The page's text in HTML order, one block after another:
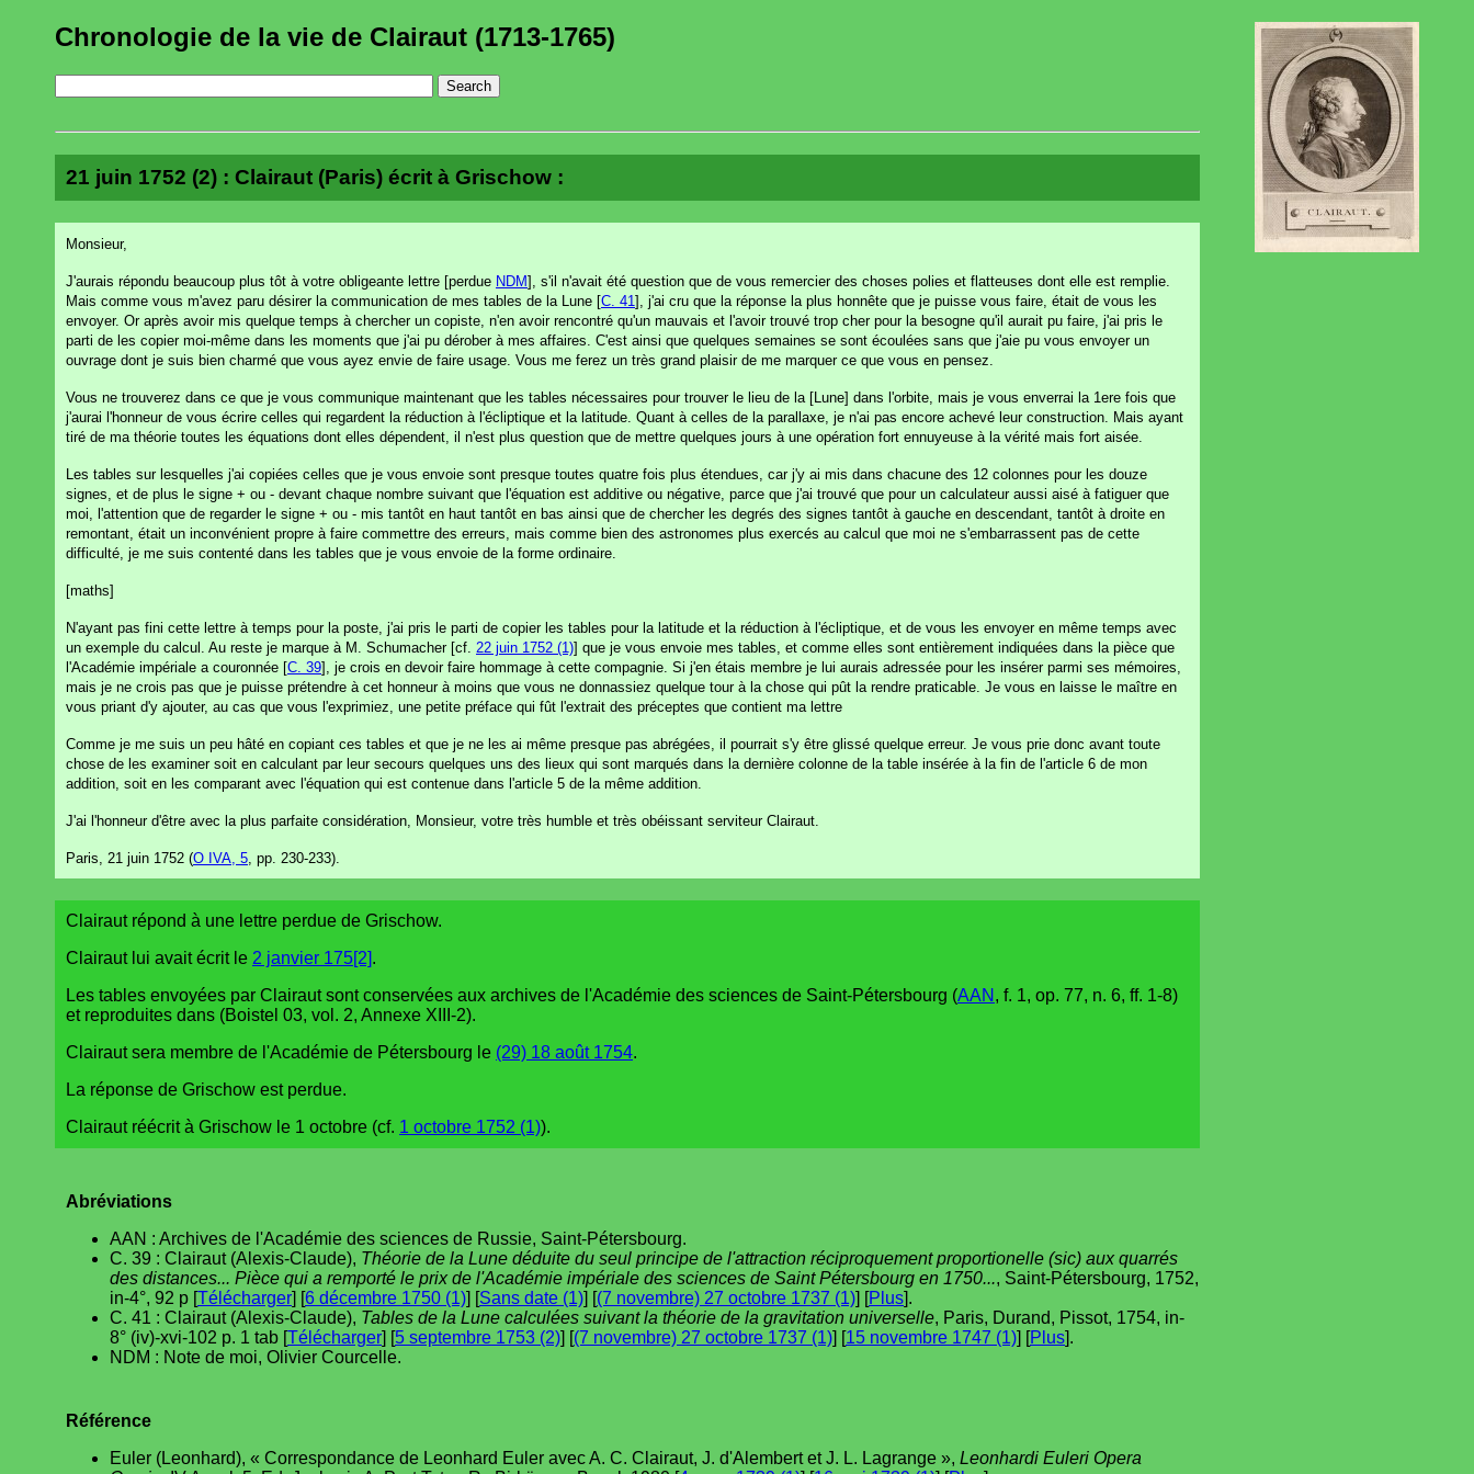
Chronologie de la vie de Clairaut (1713-1765)
21 juin 1752 (2) : Clairaut (Paris) écrit à Grischow :
Monsieur,
J'aurais répondu beaucoup plus tôt à votre obligeante lettre [perdue NDM], s'il n'avait été question que de vous remercier des choses polies et flatteuses dont elle est remplie.
Mais comme vous m'avez paru désirer la communication de mes tables de la Lune [C. 41 ], j'ai cru que la réponse la plus honnête que je puisse vous faire, était de vous les
envoyer. Or après avoir mis quelque temps à chercher un copiste, n'en avoir rencontré qu'un mauvais et l'avoir trouvé trop cher pour la besogne qu'il aurait pu faire, j'ai pris le
parti de les copier moi-même dans les moments que j'ai pu dérober à mes affaires. C'est ainsi que quelques semaines se sont écoulées sans que j'aie pu vous envoyer un
ouvrage dont je suis bien charmé que vous ayez envie de faire usage. Vous me ferez un très grand plaisir de me marquer ce que vous en pensez.
Vous ne trouverez dans ce que je vous communique maintenant que les tables nécessaires pour trouver le lieu de la [Lune] dans l'orbite, mais je vous enverrai la 1ere fois que
j'aurai l'honneur de vous écrire celles qui regardent la réduction à l'écliptique et la latitude. Quant à celles de la parallaxe, je n'ai pas encore achevé leur construction. Mais ayant
tiré de ma théorie toutes les équations dont elles dépendent, il n'est plus question que de mettre quelques jours à une opération fort ennuyeuse à la vérité mais fort aisée.
Les tables sur lesquelles j'ai copiées celles que je vous envoie sont presque toutes quatre fois plus étendues, car j'y ai mis dans chacune des 12 colonnes pour les douze
signes, et de plus le signe + ou - devant chaque nombre suivant que l'équation est additive ou négative, parce que j'ai trouvé que pour un calculateur aussi aisé à fatiguer que
moi, l'attention que de regarder le signe + ou - mis tantôt en haut tantôt en bas ainsi que de chercher les degrés des signes tantôt à gauche en descendant, tantôt à droite en
remontant, était un inconvénient propre à faire commettre des erreurs, mais comme bien des astronomes plus exercés au calcul que moi ne s'embarrassent pas de cette
difficulté, je me suis contenté dans les tables que je vous envoie de la forme ordinaire.
[maths]
N'ayant pas fini cette lettre à temps pour la poste, j'ai pris le parti de copier les tables pour la latitude et la réduction à l'écliptique, et de vous les envoyer en même temps avec
un exemple du calcul. Au reste je marque à M. Schumacher [cf. 22 juin 1752 (1)] que je vous envoie mes tables, et comme elles sont entièrement indiquées dans la pièce que
l'Académie impériale a couronnée [C. 39], je crois en devoir faire hommage à cette compagnie. Si j'en étais membre je lui aurais adressée pour les insérer parmi ses mémoires,
mais je ne crois pas que je puisse prétendre à cet honneur à moins que vous ne donnassiez quelque tour à la chose qui pût la rendre praticable. Je vous en laisse le maître en
vous priant d'y ajouter, au cas que vous l'exprimiez, une petite préface qui fût l'extrait des préceptes que contient ma lettre
Comme je me suis un peu hâté en copiant ces tables et que je ne les ai même presque pas abrégées, il pourrait s'y être glissé quelque erreur. Je vous prie donc avant toute
chose de les examiner soit en calculant par leur secours quelques uns des lieux qui sont marqués dans la dernière colonne de la table insérée à la fin de l'article 6 de mon
addition, soit en les comparant avec l'équation qui est contenue dans l'article 5 de la même addition.
J'ai l'honneur d'être avec la plus parfaite considération, Monsieur, votre très humble et très obéissant serviteur Clairaut.
Paris, 21 juin 1752 (O IVA, 5 , pp. 230-233).
Clairaut répond à une lettre perdue de Grischow.
Clairaut lui avait écrit le 2 janvier 175[2].
Les tables envoyées par Clairaut sont conservées aux archives de l'Académie des sciences de Saint-Pétersbourg (AAN , f. 1, op. 77, n. 6, ff. 1-8)
et reproduites dans (Boistel 03, vol. 2, Annexe XIII-2).
Clairaut sera membre de l'Académie de Pétersbourg le (29) 18 août 1754.
La réponse de Grischow est perdue.
Clairaut réécrit à Grischow le 1 octobre (cf. 1 octobre 1752 (1)).
Abréviations
AAN : Archives de l'Académie des sciences de Russie, Saint-Pétersbourg.
C. 39 : Clairaut (Alexis-Claude), Théorie de la Lune déduite du seul principe de l'attraction réciproquement proportionelle (sic) aux quarrés
des distances... Pièce qui a remporté le prix de l'Académie impériale des sciences de Saint Pétersbourg en 1750..., Saint-Pétersbourg, 1752,
in-4°, 92 p [Télécharger] [6 décembre 1750 (1)] [Sans date (1)] [(7 novembre) 27 octobre 1737 (1)] [Plus].
C. 41 : Clairaut (Alexis-Claude), Tables de la Lune calculées suivant la théorie de la gravitation universelle, Paris, Durand, Pissot, 1754, in-
8° (iv)-xvi-102 p. 1 tab [Télécharger] [5 septembre 1753 (2)] [(7 novembre) 27 octobre 1737 (1)] [15 novembre 1747 (1)] [Plus].
NDM : Note de moi, Olivier Courcelle.
Référence
Euler (Leonhard), « Correspondance de Leonhard Euler avec A. C. Clairaut, J. d'Alembert et J. L. Lagrange », Leonhardi Euleri Opera